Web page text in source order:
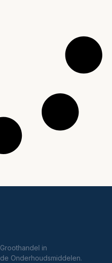
in
Onderhoudsmiddelen.